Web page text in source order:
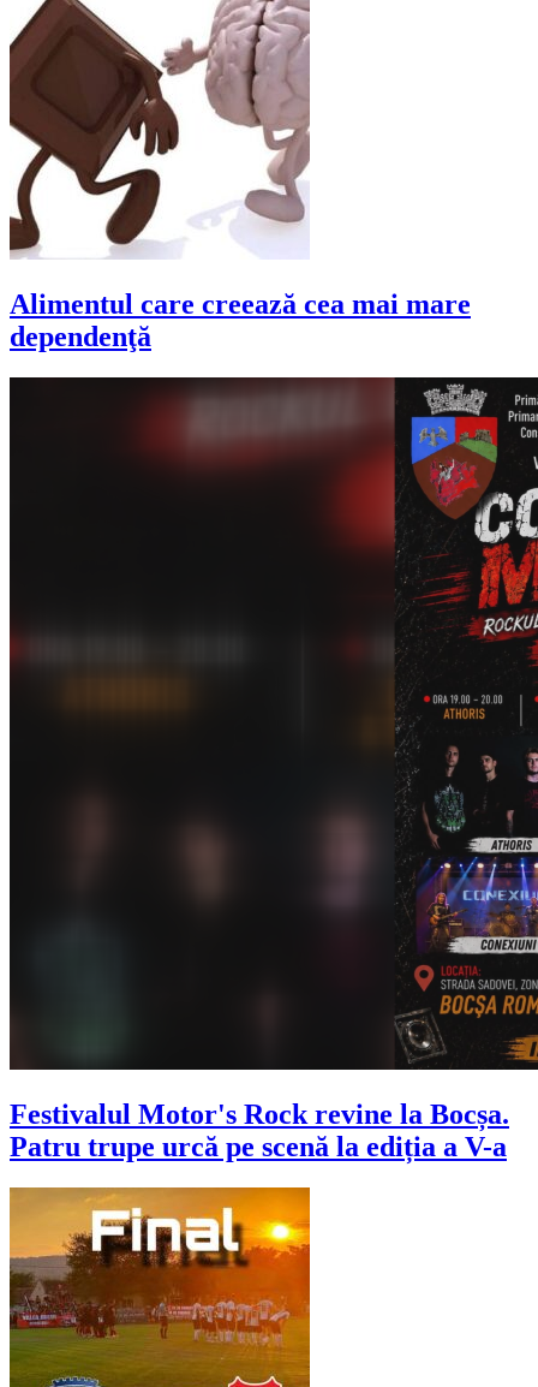
Alimentul care creează cea mai mare
dependenţă
Festivalul Motor's Rock revine la Bocșa.
Patru trupe urcă pe scenă la ediția a V-a